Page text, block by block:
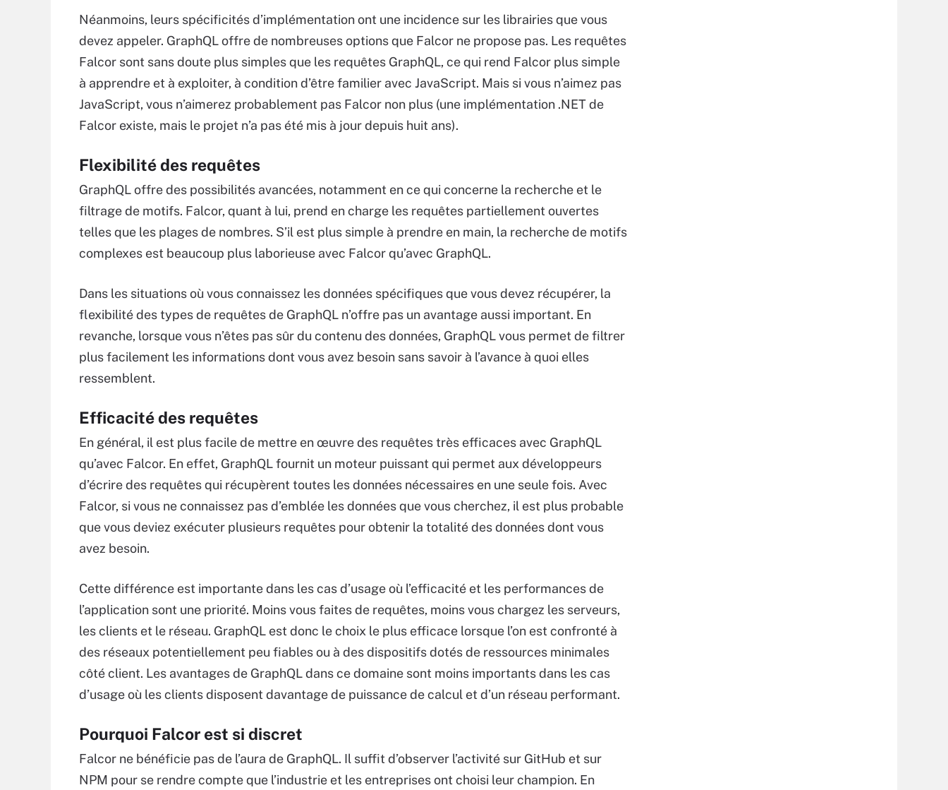
Néanmoins, leurs spécificités d’implémentation ont une incidence sur les librairies que vous
devez appeler. GraphQL offre de nombreuses options que Falcor ne propose pas. Les requêtes
Falcor sont sans doute plus simples que les requêtes GraphQL, ce qui rend Falcor plus simple
à apprendre et à exploiter, à condition d’être familier avec JavaScript. Mais si vous n’aimez pas
JavaScript, vous n’aimerez probablement pas Falcor non plus (une implémentation .NET de
Falcor existe, mais le projet n’a pas été mis à jour depuis huit ans).
Flexibilité des requêtes
GraphQL offre des possibilités avancées, notamment en ce qui concerne la recherche et le
filtrage de motifs. Falcor, quant à lui, prend en charge les requêtes partiellement ouvertes
telles que les plages de nombres. S’il est plus simple à prendre en main, la recherche de motifs
complexes est beaucoup plus laborieuse avec Falcor qu’avec GraphQL.
Dans les situations où vous connaissez les données spécifiques que vous devez récupérer, la
flexibilité des types de requêtes de GraphQL n’offre pas un avantage aussi important. En
revanche, lorsque vous n’êtes pas sûr du contenu des données, GraphQL vous permet de filtrer
plus facilement les informations dont vous avez besoin sans savoir à l’avance à quoi elles
ressemblent.
Efficacité des requêtes
En général, il est plus facile de mettre en œuvre des requêtes très efficaces avec GraphQL
qu’avec Falcor. En effet, GraphQL fournit un moteur puissant qui permet aux développeurs
d’écrire des requêtes qui récupèrent toutes les données nécessaires en une seule fois. Avec
Falcor, si vous ne connaissez pas d’emblée les données que vous cherchez, il est plus probable
que vous deviez exécuter plusieurs requêtes pour obtenir la totalité des données dont vous
avez besoin.
Cette différence est importante dans les cas d’usage où l’efficacité et les performances de
l’application sont une priorité. Moins vous faites de requêtes, moins vous chargez les serveurs,
les clients et le réseau. GraphQL est donc le choix le plus efficace lorsque l’on est confronté à
des réseaux potentiellement peu fiables ou à des dispositifs dotés de ressources minimales
côté client. Les avantages de GraphQL dans ce domaine sont moins importants dans les cas
d’usage où les clients disposent davantage de puissance de calcul et d’un réseau performant.
Pourquoi Falcor est si discret
Falcor ne bénéficie pas de l’aura de GraphQL. Il suffit d’observer l’activité sur GitHub et sur
NPM pour se rendre compte que l’industrie et les entreprises ont choisi leur champion. En